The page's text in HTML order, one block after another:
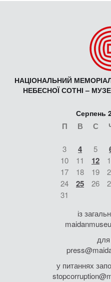
НАЦІОНАЛЬНИЙ
НЕБЕСНОЇ СОТНІ –
Серпень
П В С
3 4 5
10
11 12
17
18 19
24
25 26
31
із
у питаннях